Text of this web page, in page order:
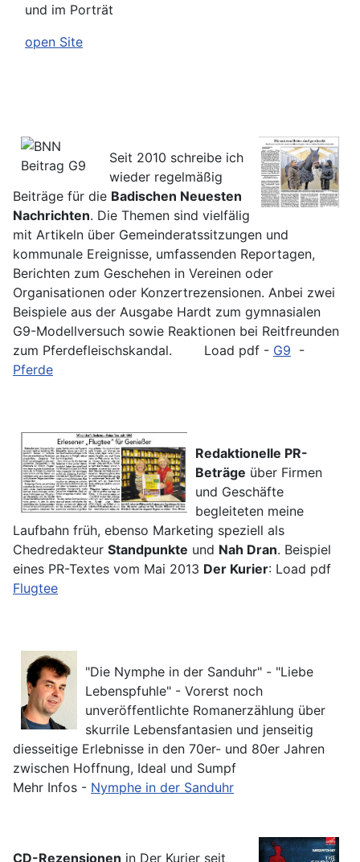
und im Porträt
open Site
Seit 2010 schreibe ich
wieder regelmäßig
Beiträge für die Badischen Neuesten
Nachrichten. Die Themen sind vielfälig
mit Artikeln über Gemeinderatssitzungen und
kommunale Ereignisse, umfassenden Reportagen,
Berichten zum Geschehen in Vereinen oder
Organisationen oder Konzertrezensionen. Anbei zwei
Beispiele aus der Ausgabe Hardt zum gymnasialen
G9-Modellversuch sowie Reaktionen bei Reitfreunden
zum Pferdefleischskandal. Load pdf - G9 -
Pferde
Redaktionelle PR-
Beträge über Firmen
und Geschäfte
begleiteten meine
Laufbahn früh, ebenso Marketing speziell als
Chedredakteur Standpunkte und Nah Dran. Beispiel
eines PR-Textes vom Mai 2013 Der Kurier: Load pdf
Flugtee
"Die Nymphe in der Sanduhr" - "Liebe
Lebenspfuhle" - Vorerst noch
unveröffentlichte Romanerzählung über
skurrile Lebensfantasien und jenseitig
diesseitige Erlebnisse in den 70er- und 80er Jahren
zwischen Hoffnung, Ideal und Sumpf
Mehr Infos - Nymphe in der Sanduhr
CD-Rezensionen in Der Kurier seit